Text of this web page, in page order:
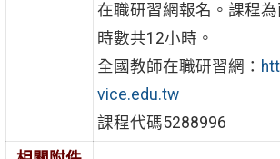
在職研習網報名。 課程
時數共12小時。
全國教師在職研習網：
vice.edu.tw
課程代碼5288996